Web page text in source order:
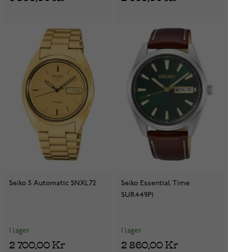
Seiko 5 Automatic SNXL72
I lager
2 700,00 Kr
Seiko Essential Time
SUR449P1
I lager
2 860,00 Kr